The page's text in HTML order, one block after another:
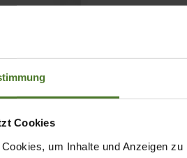
Cookies
um Inhalte und Anzeigen